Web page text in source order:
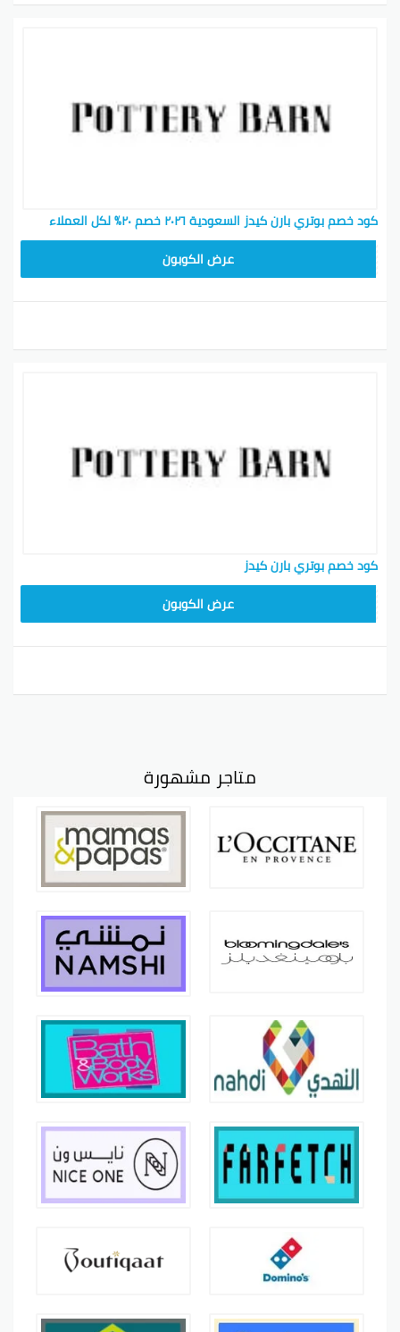
كود خصم بوتري بارن كيدز السعودية ٢٠٢٦ خصم ٢٠٪ لكل العملاء
عرض الكوبون
كود خصم بوتري بارن كيدز
عرض الكوبون
متاجر مشهورة